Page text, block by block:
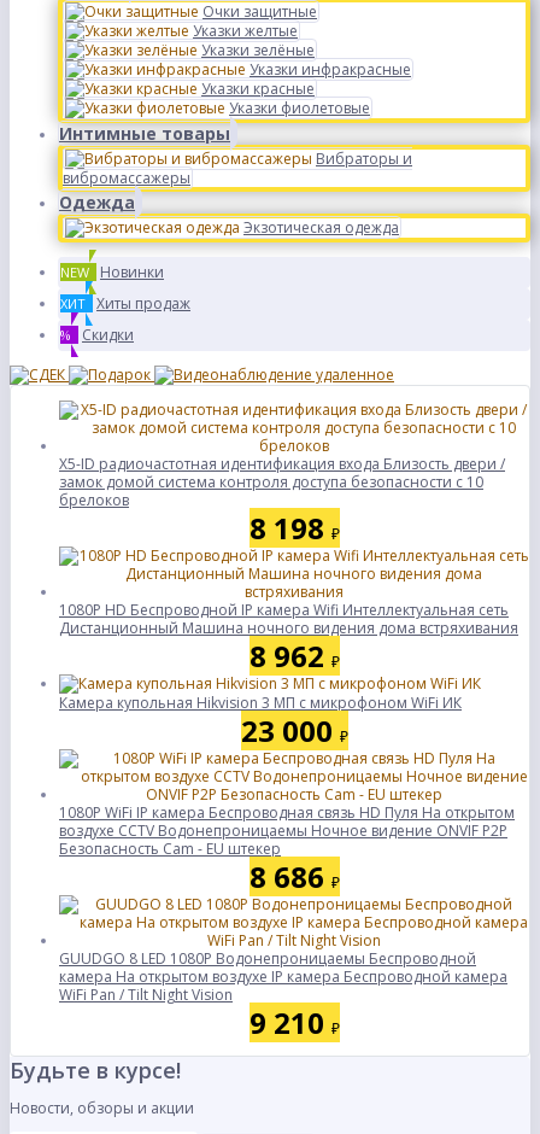
Очки защитные
Указки желтые
Указки зелёные
Указки инфракрасные
Указки красные
Указки фиолетовые
Интимные товары
Вибраторы и
вибромассажеры
Одежда
Экзотическая одежда
NEW Новинки
ХИТ Хиты продаж
% Скидки
X5-ID радиочастотная идентификация входа Близость двери /
замок домой система контроля доступа безопасности с 10
брелоков
8 198 ₽
1080P HD Беспроводной IP камера Wifi Интеллектуальная сеть
Дистанционный Машина ночного видения дома встряхивания
8 962 ₽
Камера купольная Hikvision 3 МП с микрофоном WiFi ИК
23 000 ₽
1080P WiFi IP камера Беспроводная связь HD Пуля На открытом
воздухе CCTV Водонепроницаемы Ночное видение ONVIF P2P
Безопасность Cam - EU штекер
8 686 ₽
GUUDGO 8 LED 1080P Водонепроницаемы Беспроводной
камера На открытом воздухе IP камера Беспроводной камера
WiFi Pan / Tilt Night Vision
9 210 ₽
Будьте в курсе!
Новости, обзоры и акции